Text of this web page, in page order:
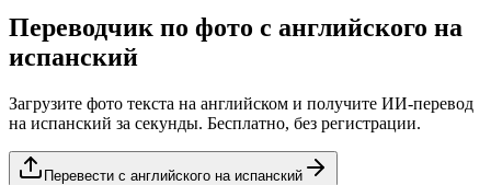
Переводчик по фото с английского на
испанский
Загрузите фото текста на английском и получите ИИ-перевод
на испанский за секунды. Бесплатно, без регистрации.
Перевести с английского на испанский